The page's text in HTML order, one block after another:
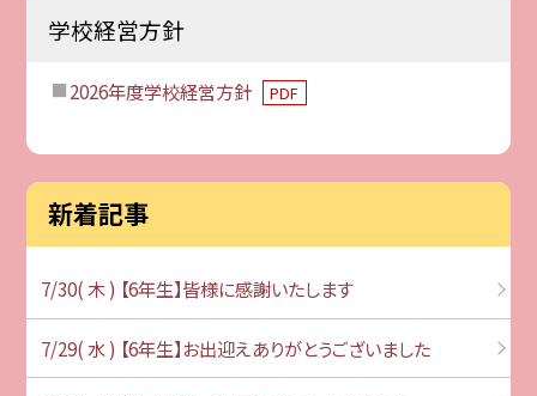
学校経営方針
2026年度学校経営方針 PDF
新着記事
7/30( 木 ) 【6年生】皆様に感謝いたします
7/29( 水 ) 【6年生】お出迎えありがとうございました